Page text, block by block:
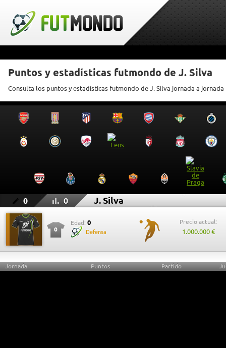
Puntos y estadísticas futmondo de J. Silva
Consulta los puntos y estadísticas futmondo de J. Silva jornada a jornada
0 0 J. Silva
0
Edad: 0
Defensa
Precio actual:
1.000.000 €
Jornada Puntos Partido